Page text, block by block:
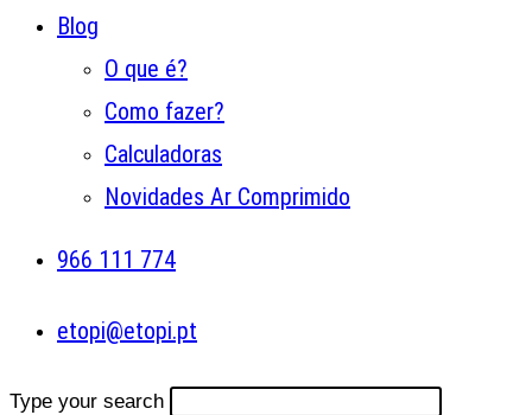
Blog
O que é?
Como fazer?
Calculadoras
Novidades Ar Comprimido
966 111 774
etopi@etopi.pt
Type your search